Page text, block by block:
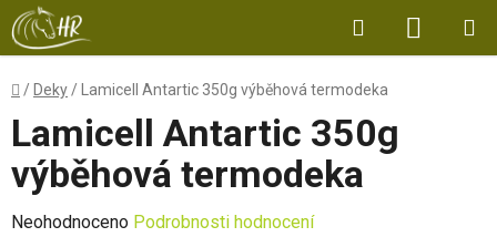
Přejít
na
obsah
Hledat
KOŠÍK
Domů
/ Deky / Lamicell Antartic 350g výběhová termodeka
Lamicell Antartic 350g
výběhová termodeka
Průměrné
Neohodnoceno Podrobnosti hodnocení